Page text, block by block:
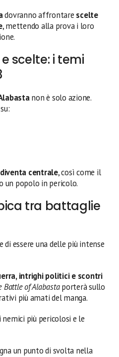
dovranno affrontare scelte
, mettendo alla prova i loro
scelte: i temi
non è solo azione.
centrale, così come il
un popolo in pericolo.
tra battaglie
di essere una delle più intense
intrighi politici e scontri
Battle of Alabastaporterà sullo
più amati del manga.
nemici più pericolosi e le
un punto di svolta nella